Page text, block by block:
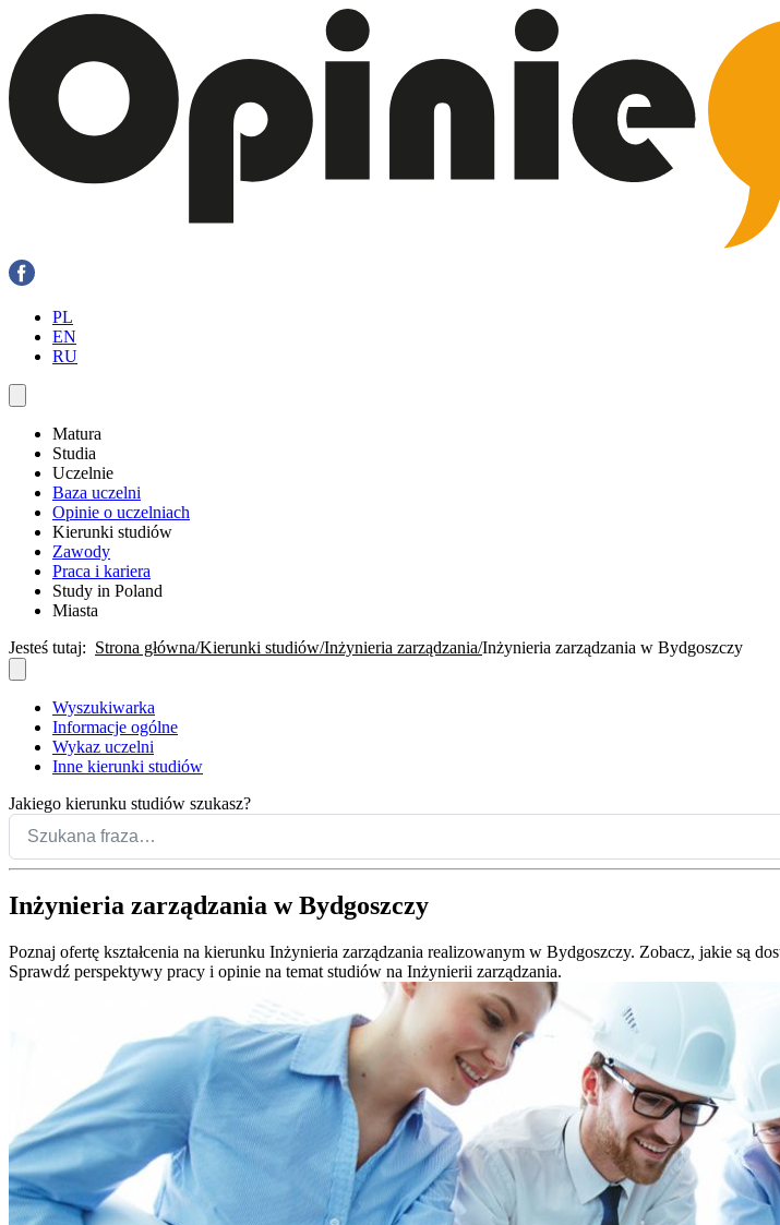
PL
EN
RU
Matura
Studia
Uczelnie
Baza uczelni
Opinie o uczelniach
Kierunki studiów
Zawody
Praca i kariera
Study in Poland
Miasta
Jesteś tutaj: Strona główna Kierunki studiów Inżynieria zarządzania Inżynieria zarządzania w Bydgoszczy
Wyszukiwarka
Informacje ogólne
Wykaz uczelni
Inne kierunki studiów
Jakiego kierunku studiów szukasz?
Inżynieria zarządzania w Bydgoszczy
Poznaj ofertę kształcenia na kierunku Inżynieria zarządzania realizowanym w Bydgoszczy. Zobacz, jakie są
Sprawdź perspektywy pracy i opinie na temat studiów na Inżynierii zarządzania.